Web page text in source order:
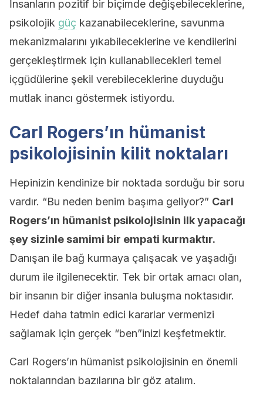
İnsanların pozitif bir biçimde değişebileceklerine,
psikolojik güç kazanabileceklerine, savunma
mekanizmalarını yıkabileceklerine ve kendilerini
gerçekleştirmek için kullanabilecekleri temel
içgüdülerine şekil verebileceklerine duyduğu
mutlak inancı göstermek istiyordu.
Carl Rogers’ın hümanist
psikolojisinin kilit noktaları
Hepinizin kendinize bir noktada sorduğu bir soru
vardır. “Bu neden benim başıma geliyor?” Carl
Rogers’ın hümanist psikolojisinin ilk yapacağı
şey sizinle samimi bir empati kurmaktır.
Danışan ile bağ kurmaya çalışacak ve yaşadığı
durum ile ilgilenecektir. Tek bir ortak amacı olan,
bir insanın bir diğer insanla buluşma noktasıdır.
Hedef daha tatmin edici kararlar vermenizi
sağlamak için gerçek “ben”inizi keşfetmektir.
Carl Rogers’ın hümanist psikolojisinin en önemli
noktalarından bazılarına bir göz atalım.